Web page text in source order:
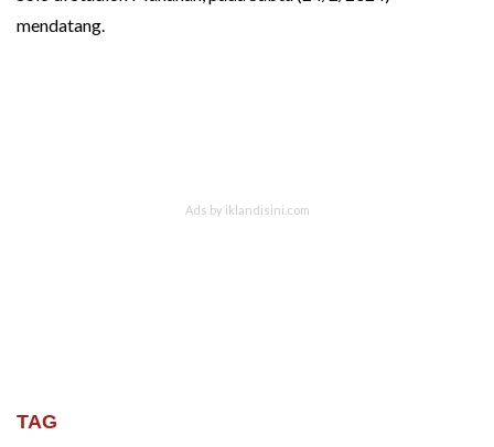
mendatang.
TAG